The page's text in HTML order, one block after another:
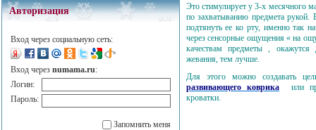
Авторизация
Вход через социальную сеть:
Вход через numama.ru:
Логин:
Пароль:
Запомнить меня
Это стимулирует у 3-х месячного
по захватыванию предмета рукой.
подтянуть ее ко рту, именно так
через сенсорные ощущения « на
качествам предметы , окажутся
жевания, тем лучше.
Для этого можно создавать
развивающего коврикаили
кроватки.